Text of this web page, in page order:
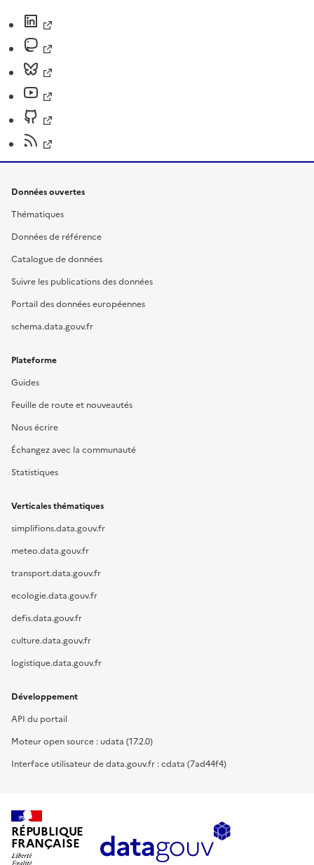
Données ouvertes
Thématiques
Données de référence
Catalogue de données
Suivre les publications des données
Portail des données européennes
schema.data.gouv.fr
Plateforme
Guides
Feuille de route et nouveautés
Nous écrire
Échangez avec la communauté
Statistiques
Verticales thématiques
simplifions.data.gouv.fr
meteo.data.gouv.fr
transport.data.gouv.fr
ecologie.data.gouv.fr
defis.data.gouv.fr
culture.data.gouv.fr
logistique.data.gouv.fr
Développement
API du portail
Moteur open source : udata (17.2.0)
Interface utilisateur de data.gouv.fr : cdata (7ad44f4)
RÉPUBLIQUE
FRANÇAISE